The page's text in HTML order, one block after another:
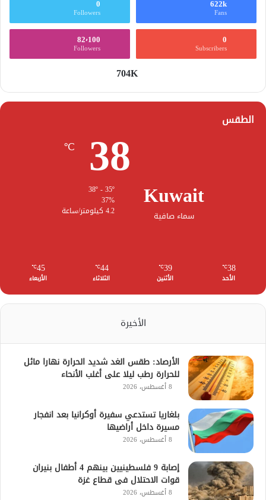
622k
Fans
0
Followers
0
Subscribers
82٬100
Followers
704K
الطقس
Kuwait
سماء صافية
38
℃
37%
4.2 كيلومتر/ساعة
38
℃
الأحد
39
℃
الأثنين
44
℃
الثلاثاء
45
℃
الأربعاء
الأخيرة
الأرصاد: طقس الغد شديد الحرارة نهارا مائل
للحرارة رطب ليلا على أغلب الأنحاء
8 أغسطس، 2026
بلغاريا تستدعي سفيرة أوكرانيا بعد انفجار
مسيرة داخل أراضيها
8 أغسطس، 2026
إصابة 9 فلسطينيين بينهم 4 أطفال بنيران
قوات الاحتلال فى قطاع غزة
8 أغسطس، 2026